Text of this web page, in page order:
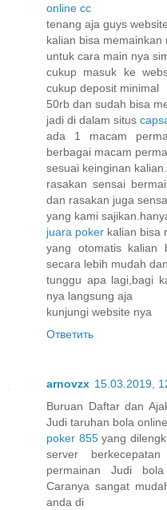
online cc
tenang aja guys
kalian bisa memainkan
untuk cara main nya
cukup masuk ke
cukup deposit minimal
50rb dan sudah bisa
jadi di dalam situs
ada 1 macam
berbagai macam
sesuai keinginan kalian.
rasakan sensai
dan rasakan juga
yang kami
juara poker kalian bisa
yang otomatis kalian
secara lebih mudah dan
tunggu apa lagi,bagi
nya langsung aja
kunjungi website nya
Ответить
arnovzx 15.03.2019,
Buruan Daftar dan
Judi taruhan bola online
poker 855yang
server
permainan Judi
Caranya sangat
anda di